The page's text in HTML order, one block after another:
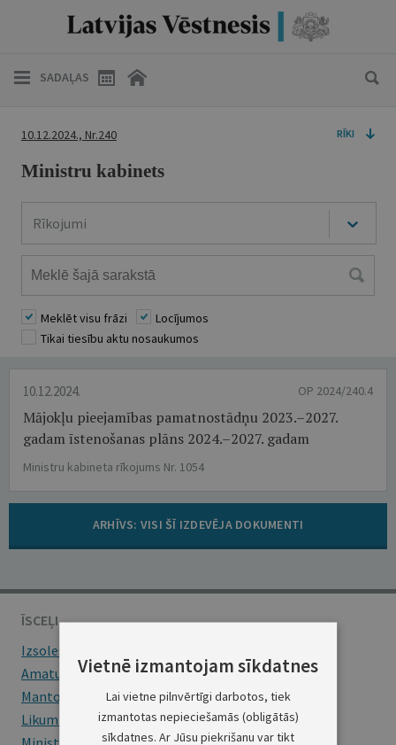
SADAĻAS
10.12.2024., Nr.240 RĪKI
Ministru kabinets
Rīkojumi
Meklēt visu frāzi
Locījumos
Tikai tiesību aktu nosaukumos
10.12.2024. OP 2024/240.4
Mājokļu pieejamības pamatnostādņu 2023.–2027.
gadam īstenošanas plāns 2024.–2027. gadam
Ministru kabineta rīkojums Nr. 1054
ARHĪVS: VISI ŠĪ IZDEVĒJA DOKUMENTI
ĪSCEĻI
Izsoles
Amatu konkursi
Mantojumu ziņas
Likumi
Vietnē izmantojam sīkdatnes
Lai vietne pilnvērtīgi darbotos, tiek
izmantotas nepieciešamās (obligātās)
sīkdatnes. Ar Jūsu piekrišanu var tikt